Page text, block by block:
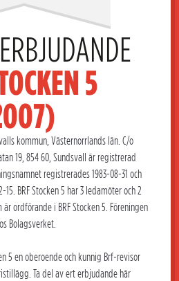
5
kommun, Västernorrlands län. C/o
19, 854 60, Sundsvall är registrerad
registrerades 1983-08-31 och
BRF Stocken 5 har 3 ledamöter och 2
ordförande i BRF Stocken 5. Föreningen
Bolagsverket.
5 en oberoende och kunnig Brf-revisor
Ta del av ert erbjudande här